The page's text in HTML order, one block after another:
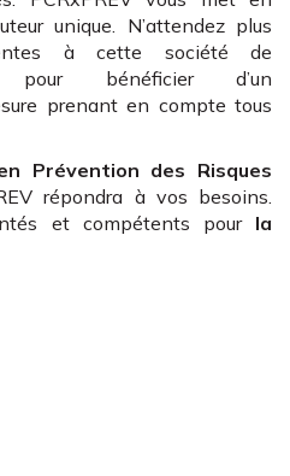
unique. N’attendez plus
à cette société de
bénéficier d’un
prenant en compte tous
Prévention des Risques
répondra à vos besoins.
et compétents pour la